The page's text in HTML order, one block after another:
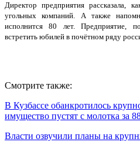
Директор предприятия рассказала,
угольных компаний. А также
исполнится 80 лет. Предприятие,
встретить юбилей в почётном ряду
Смотрите также:
В Кузбассе обанкротилось
имущество пустят с молотка за
Власти озвучили планы на